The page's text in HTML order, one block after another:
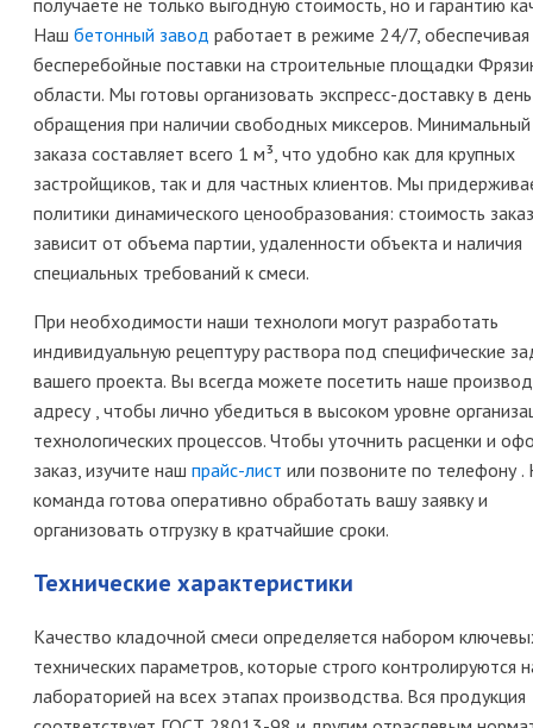
Наш бетонный завод работает в режиме 24/7, обеспечивая
бесперебойные поставки на строительные площадки
области. Мы готовы организовать экспресс-доставку в день
обращения при наличии свободных миксеров.
заказа составляет всего 1 м³, что удобно как для крупных
застройщиков, так и для частных клиентов. Мы
политики динамического ценообразования: стоимость
зависит от объема партии, удаленности объекта и наличия
специальных требований к смеси.
При необходимости наши технологи могут разработать
индивидуальную рецептуру раствора под специфические
вашего проекта. Вы всегда можете посетить наше
адресу , чтобы лично убедиться в высоком уровне
технологических процессов. Чтобы уточнить расценки и
заказ, изучите наш прайс-лист или позвоните по телефону
команда готова оперативно обработать вашу заявку и
организовать отгрузку в кратчайшие сроки.
Технические характеристики
Качество кладочной смеси определяется набором
технических параметров, которые строго контролируются
лабораторией на всех этапах производства. Вся продукция